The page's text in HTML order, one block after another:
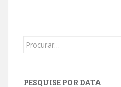
Search
PESQUISE POR DATA